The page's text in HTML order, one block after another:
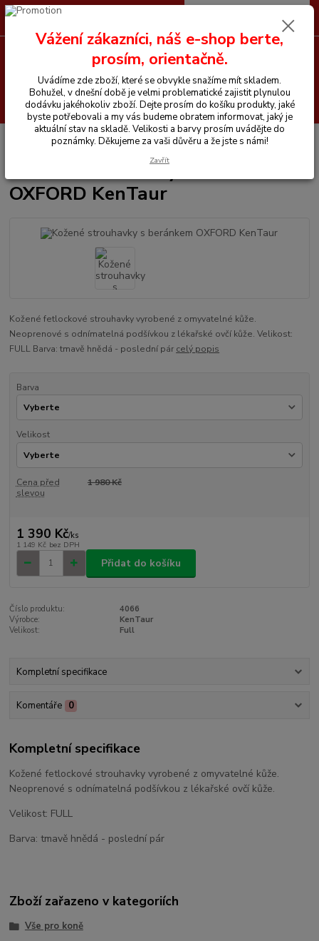
Hledat
+420 605 255 500 0 Kč
Vše pro koně Kožené strouhavky s beránkem OXFORD KenTaur
Kožené strouhavky s beránkem
OXFORD KenTaur
Kožené fetlockové strouhavky vyrobené z omyvatelné kůže.
Neoprenové s odnímatelná podšívkou z lékařské ovčí kůže. Velikost:
FULL Barva: tmavě hnědá - poslední pár celý popis
Barva
Velikost
Cena před
slevou
1 980 Kč
1 390 Kč/ks
1 149 Kč bez DPH
Přidat do košíku
Číslo produktu:
4066
Výrobce:
KenTaur
Velikost:
Full
Kompletní specifikace
Komentáře 0
Kompletní specifikace
Kožené fetlockové strouhavky vyrobené z omyvatelné kůže.
Neoprenové s odnímatelná podšívkou z lékařské ovčí kůže.
Velikost: FULL
Barva: tmavě hnědá - poslední pár
Zboží zařazeno v kategoriích
Vše pro koně
Vážení zákazníci, náš e-shop berte,
prosím, orientačně.
Uvádíme zde zboží, které se obvykle snažíme mít skladem.
Bohužel, v dnešní době je velmi problematické zajistit plynulou
dodávku jakéhokoliv zboží. Dejte prosím do košíku produkty, jaké
byste potřebovali a my vás budeme obratem informovat, jaký je
aktuální stav na skladě. Velikosti a barvy prosím uvádějte do
poznámky. Děkujeme za vaši důvěru a že jste s námi!
Zavřít